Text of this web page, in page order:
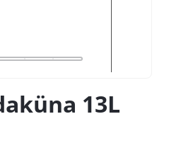
13L